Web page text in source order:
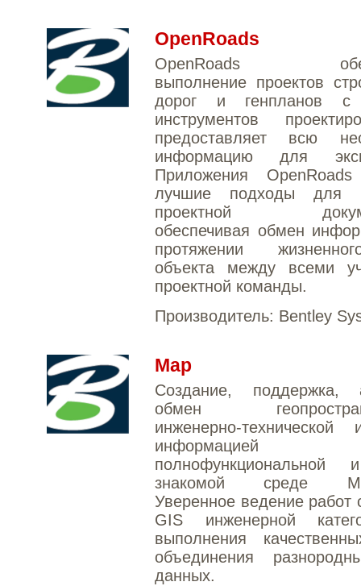
OpenRoads
OpenRoads
выполнение проектов
дорог и генпланов с
инструментов
предоставляет всю
информацию для
Приложения
лучшие подходы для
проектной
обеспечивая обмен
протяжении
объекта между всеми
проектной команды.
Производитель: Bentley
Map
Создание, поддержка,
обмен
инженерно-
знакомой среде
Уверенное ведение
GIS инженерной
выполнения
объединения
данных.